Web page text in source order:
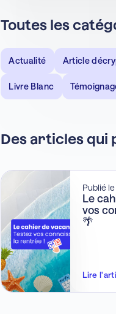
Toutes les
Actualité Article
Livre Blanc
Des articles qui
Publié
Le
vos
🌴
Lire